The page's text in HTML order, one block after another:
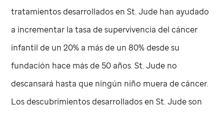
tratamientos desarrollados enSt. Jude han ayudado
a incrementar la tasa de supervivencia del cáncer
infantil de un 20% a más de un 80% desde su
fundación hace más de 50 años.St. Jude no
descansará hasta que ningún niño muera de cáncer.
Los descubrimientos desarrollados enSt. Judeson